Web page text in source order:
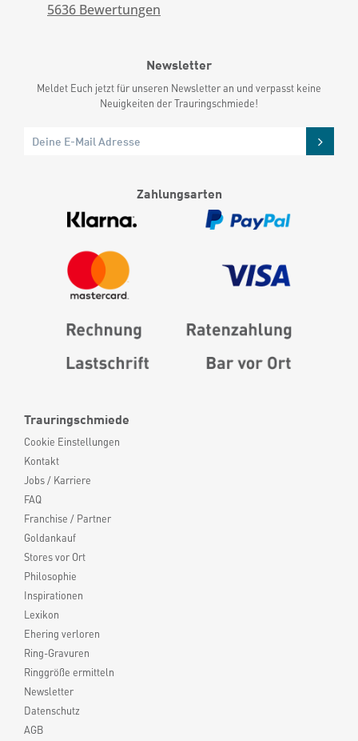
Trauringschmiede
Cookie Einstellungen
Kontakt
Jobs / Karriere
FAQ
Franchise / Partner
Goldankauf
Stores vor Ort
Philosophie
Inspirationen
Lexikon
Ehering verloren
Ring-Gravuren
Ringgröße ermitteln
Newsletter
Datenschutz
AGB
5636 Bewertungen
Newsletter
Meldet Euch jetzt für unseren Newsletter an und verpasst keine
Neuigkeiten der Trauringschmiede!
Zahlungsarten